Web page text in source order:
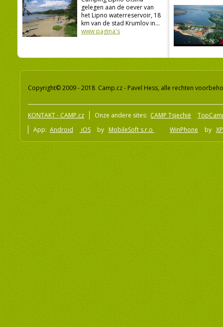
gelegen aan de oever van
het Lipno waterreservoir, 18
km van de stad Krumlov in...
www pagina's
Copyright© 2009 - 2018 Camp.cz - Pavel Hess, alle rechten
KONTAKT - CAMP.cz Onze andere sites: CAMP Tsjechië
App: Android iOS by MobileSoft s.r.o WinPhone by